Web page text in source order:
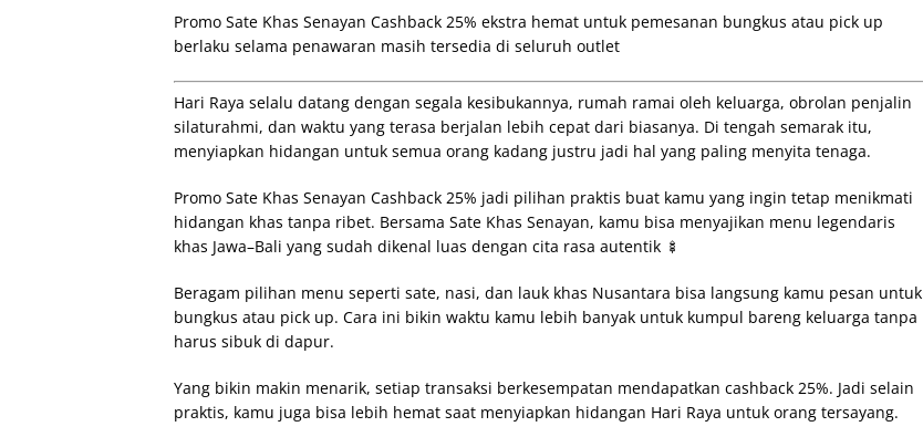
Promo Sate Khas Senayan Cashback 25% ekstra hemat untuk pemesanan bungkus atau pick up
berlaku selama penawaran masih tersedia di seluruh outlet
Hari Raya selalu datang dengan segala kesibukannya, rumah ramai oleh keluarga, obrolan penjalin
silaturahmi, dan waktu yang terasa berjalan lebih cepat dari biasanya. Di tengah semarak itu,
menyiapkan hidangan untuk semua orang kadang justru jadi hal yang paling menyita tenaga.
Promo Sate Khas Senayan Cashback 25% jadi pilihan praktis buat kamu yang ingin tetap menikmati
hidangan khas tanpa ribet. Bersama Sate Khas Senayan, kamu bisa menyajikan menu legendaris
khas Jawa–Bali yang sudah dikenal luas dengan cita rasa autentik 🍢
Beragam pilihan menu seperti sate, nasi, dan lauk khas Nusantara bisa langsung kamu pesan untuk
bungkus atau pick up. Cara ini bikin waktu kamu lebih banyak untuk kumpul bareng keluarga tanpa
harus sibuk di dapur.
Yang bikin makin menarik, setiap transaksi berkesempatan mendapatkan cashback 25%. Jadi selain
praktis, kamu juga bisa lebih hemat saat menyiapkan hidangan Hari Raya untuk orang tersayang.